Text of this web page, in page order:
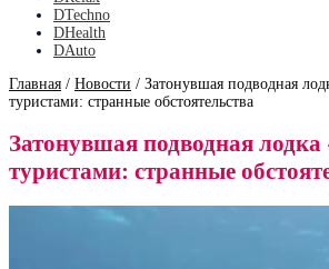
DTechno
DHealth
DAuto
Главная / Новости / Затонувшая подводная
туристами: странные обстоятельства
Затонувшая подводная лодка
туристами: странные